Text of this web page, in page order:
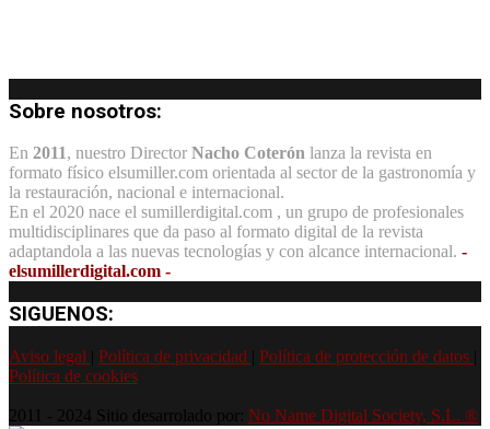
Sobre nosotros:
En 2011, nuestro Director Nacho Coterón lanza la revista en
formato físico elsumiller.com orientada al sector de la gastronomía y
la restauración, nacional e internacional.
En el 2020 nace el sumillerdigital.com , un grupo de profesionales
multidisciplinares que da paso al formato digital de la revista
adaptandola a las nuevas tecnologías y con alcance internacional. -
elsumillerdigital.com -
SIGUENOS:
Aviso legal Política de privacidad Política de protección de datos
Política de cookies
2011 - 2024 Sitio desarrolado por: No Name Digital Society, S.L. ®